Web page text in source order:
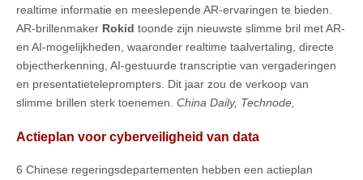
realtime informatie en meeslepende AR-ervaringen te bieden.
AR-brillenmaker Rokid toonde zijn nieuwste slimme bril met AR-
en AI-mogelijkheden, waaronder realtime taalvertaling, directe
objectherkenning, AI-gestuurde transcriptie van vergaderingen
en presentatieteleprompters. Dit jaar zou de verkoop van
slimme brillen sterk toenemen. China Daily, Technode,
Actieplan voor cyberveiligheid van data
6 Chinese regeringsdepartementen hebben een actieplan